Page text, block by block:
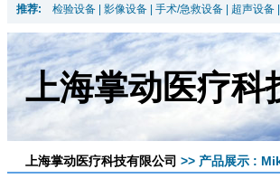
推荐: 检验设备 影像设备 手术/急救设备 超声设备
上海掌动医疗科
上海掌动医疗科技有限公司 >> 产品展示 :